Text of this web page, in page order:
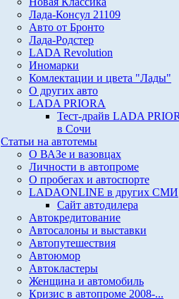
Лада-Консул 21109
Авто от Бронто
Лада-Родстер
LADA Revolution
Иномарки
Комлектации и цвета "Лады"
О других авто
LADA PRIORA
Тест-драйв LADA
в Сочи
Статьи на автотемы
О ВАЗе и вазовцах
Личности в автопроме
О пробегах и автоспорте
LADAONLINE в других СМИ
Сайт автодилера
Автокредитование
Автосалоны и выставки
Автопутешествия
Автоюмор
Автокластеры
Женщина и автомобиль
Кризис в автопроме 2008-...